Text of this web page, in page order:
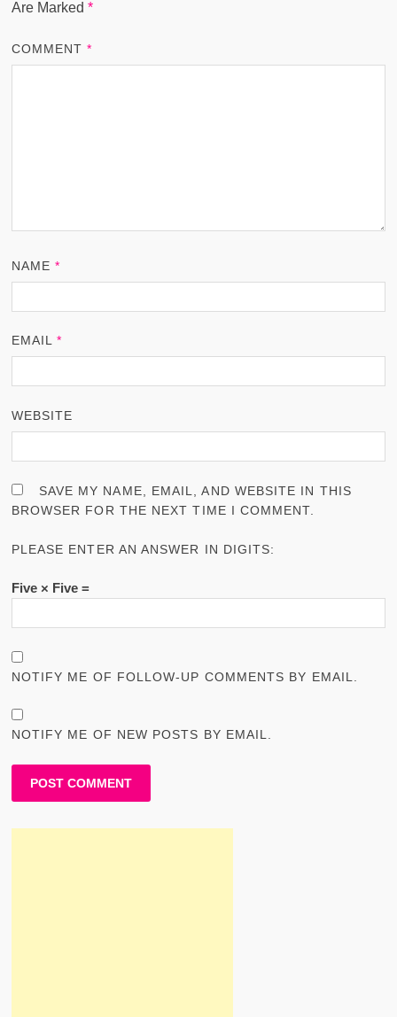
Are Marked *
COMMENT*
NAME*
EMAIL*
WEBSITE
SAVE MY NAME, EMAIL, AND WEBSITE IN THIS
BROWSER FOR THE NEXT TIME I COMMENT.
PLEASE ENTER AN ANSWER IN DIGITS:
Five × Five =
NOTIFY ME OF FOLLOW-UP COMMENTS BY EMAIL.
NOTIFY ME OF NEW POSTS BY EMAIL.